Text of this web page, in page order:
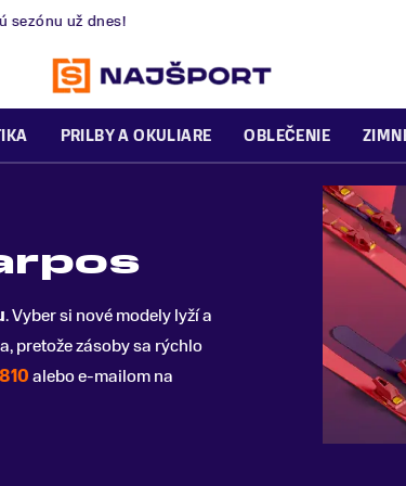
už dnes!
PRILBY A OKULIARE OBLEČENIE
. Vyber si nové modely lyží a
pretože zásoby sa rýchlo
alebo e-mailom na